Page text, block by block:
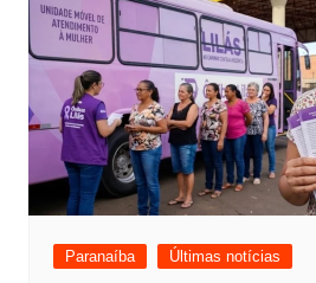
Paranaíba Últimas notícias